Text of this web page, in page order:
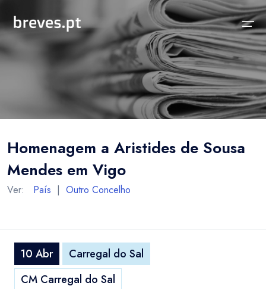
Notícias
Concelhos Vizinhos
Distrito
Temas
Sobre
Funcionalidades
As nossas Fontes
Contactos
Homenagem a Aristides de Sousa
Mendes em Vigo
Ver: País | Outro Concelho
10 Abr
Carregal do Sal
CM Carregal do Sal